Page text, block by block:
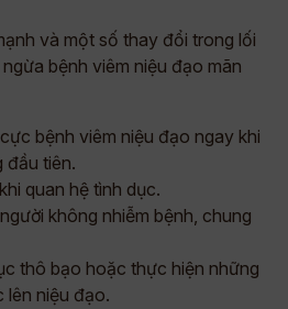
và một số thay đổi trong lối
bệnh viêm niệu đạo mãn
bệnh viêm niệu đạo ngay khi
đầu tiên.
quan hệ tình dục.
không nhiễm bệnh, chung
thô bạo hoặc thực hiện những
lên niệu đạo.